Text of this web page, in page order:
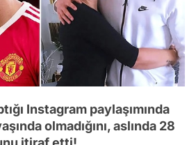
Instagram paylaşımında
olmadığını, aslında 28